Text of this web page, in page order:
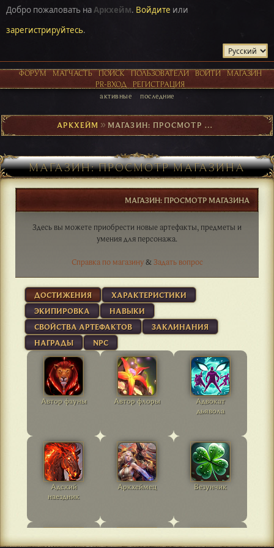
Добро пожаловать наАркхейм. Войдите или
зарегистрируйтесь.
ФОРУМ МАТЧАСТЬ ПОИСК ПОЛЬЗОВАТЕЛИ ВОЙТИ
МАГАЗИН
PR-ВХОД
РЕГИСТРАЦИЯ
активные последние
АРКХЕЙМ ► МАГАЗИН: ПРОСМОТР МАГАЗИНА
МАГАЗИН: ПРОСМОТР МАГАЗИНА
МАГАЗИН: ПРОСМОТР МАГАЗИНА
Здесь вы можете приобрести новые артефакты, предметы и
умения для персонажа.
Справка по магазину& Задать вопрос
ДОСТИЖЕНИЯ
ХАРАКТЕРИСТИКИ
ЭКИПИРОВКА
НАВЫКИ
СВОЙСТВА АРТЕФАКТОВ
ЗАКЛИНАНИЯ
НАГРАДЫ
NPC
Автор фауны Автор флоры
Адвокат
дьявола
Адский
наездник
Аркхеймец Везунчик